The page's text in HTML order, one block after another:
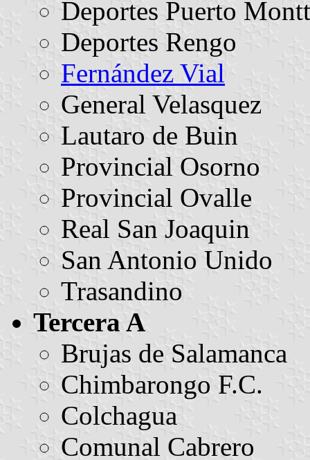
Deportes Puerto Montt
Deportes Rengo
Fernández Vial
General Velasquez
Lautaro de Buin
Provincial Osorno
Provincial Ovalle
Real San Joaquin
San Antonio Unido
Trasandino
Tercera A
Brujas de Salamanca
Chimbarongo F.C.
Colchagua
Comunal Cabrero